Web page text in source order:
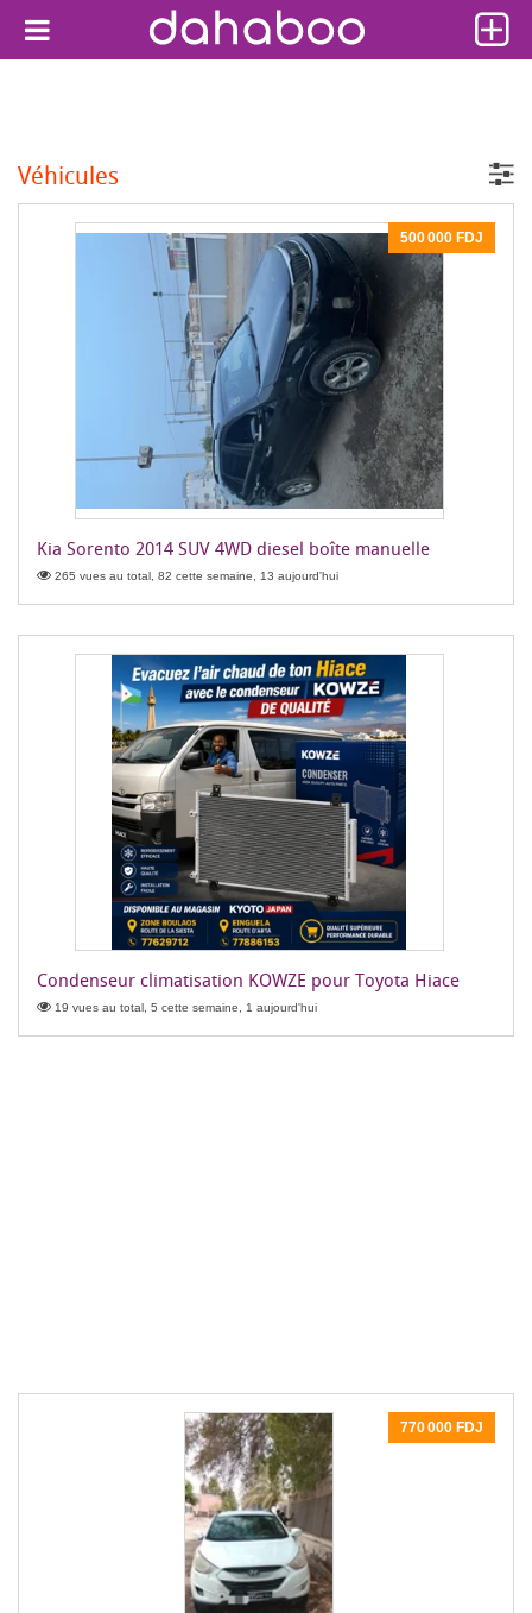
Véhicules
500 000 FDJ
Kia Sorento 2014 SUV 4WD diesel boîte manuelle
265 vues au total, 82 cette semaine, 13 aujourd'hui
Condenseur climatisation KOWZE pour Toyota Hiace
19 vues au total, 5 cette semaine, 1 aujourd'hui
770 000 FDJ